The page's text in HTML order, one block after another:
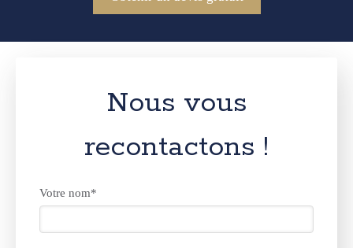
Nous vous
recontactons !
Votre nom*